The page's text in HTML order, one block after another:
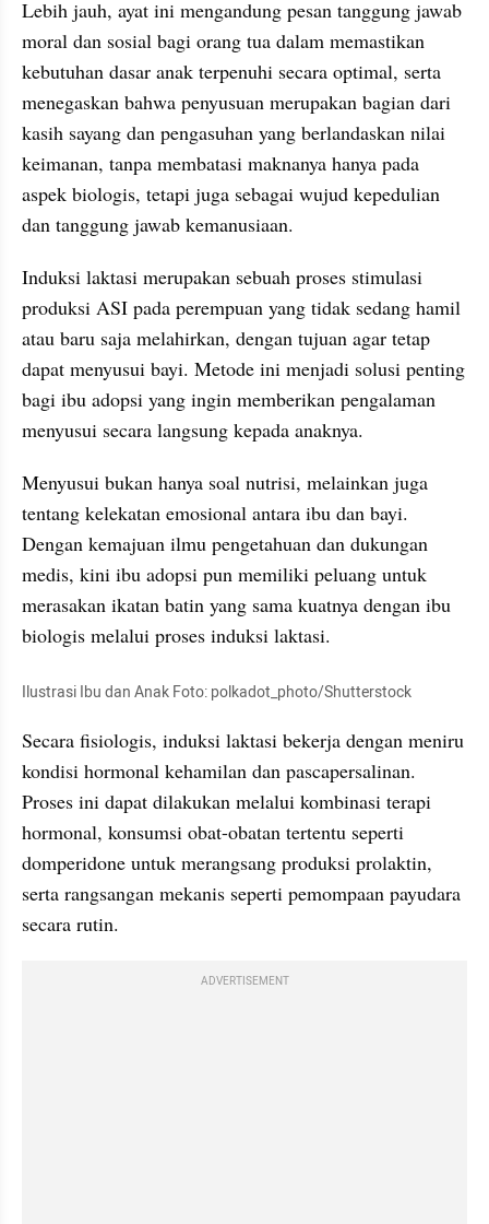
Lebih jauh, ayat ini mengandung pesan tanggung jawab
moral dan sosial bagi orang tua dalam memastikan
kebutuhan dasar anak terpenuhi secara optimal, serta
menegaskan bahwa penyusuan merupakan bagian dari
kasih sayang dan pengasuhan yang berlandaskan nilai
keimanan, tanpa membatasi maknanya hanya pada
aspek biologis, tetapi juga sebagai wujud kepedulian
dan tanggung jawab kemanusiaan.
Induksi laktasi merupakan sebuah proses stimulasi
produksi ASI pada perempuan yang tidak sedang hamil
atau baru saja melahirkan, dengan tujuan agar tetap
dapat menyusui bayi. Metode ini menjadi solusi penting
bagi ibu adopsi yang ingin memberikan pengalaman
menyusui secara langsung kepada anaknya.
Menyusui bukan hanya soal nutrisi, melainkan juga
tentang kelekatan emosional antara ibu dan bayi.
Dengan kemajuan ilmu pengetahuan dan dukungan
medis, kini ibu adopsi pun memiliki peluang untuk
merasakan ikatan batin yang sama kuatnya dengan ibu
biologis melalui proses induksi laktasi.
Ilustrasi Ibu dan Anak Foto: polkadot_photo/Shutterstock
Secara fisiologis, induksi laktasi bekerja dengan meniru
kondisi hormonal kehamilan dan pascapersalinan.
Proses ini dapat dilakukan melalui kombinasi terapi
hormonal, konsumsi obat-obatan tertentu seperti
domperidone untuk merangsang produksi prolaktin,
serta rangsangan mekanis seperti pemompaan payudara
secara rutin.
ADVERTISEMENT